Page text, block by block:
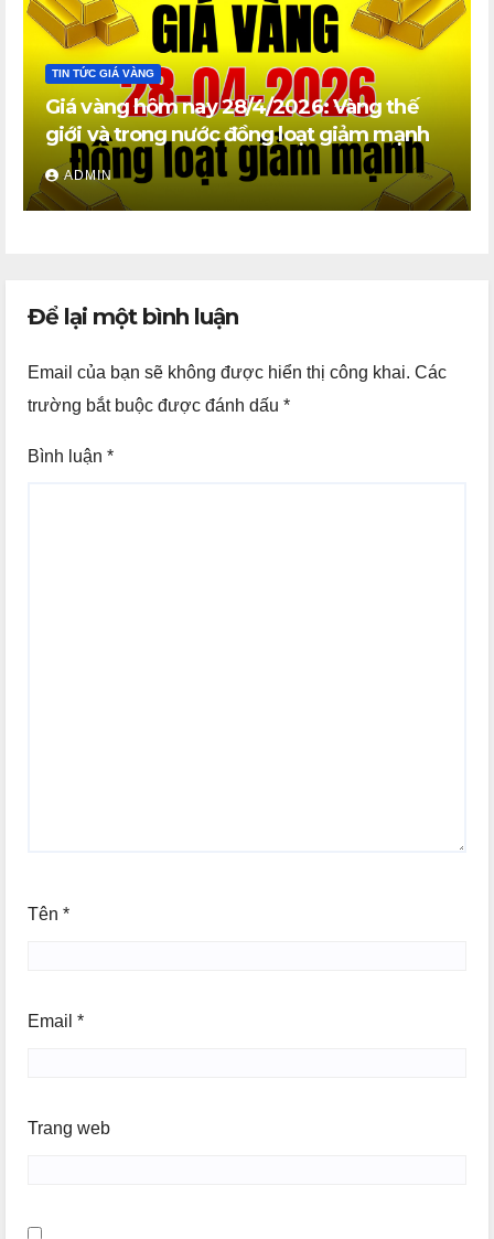
TIN TỨC GIÁ VÀNG
Giá vàng hôm nay 28/4/2026: Vàng thế
giới và trong nước đồng loạt giảm mạnh
ADMIN
Để lại một bình luận
Email của bạn sẽ không được hiển thị công khai. Các
trường bắt buộc được đánh dấu *
Bình luận *
Tên *
Email *
Trang web